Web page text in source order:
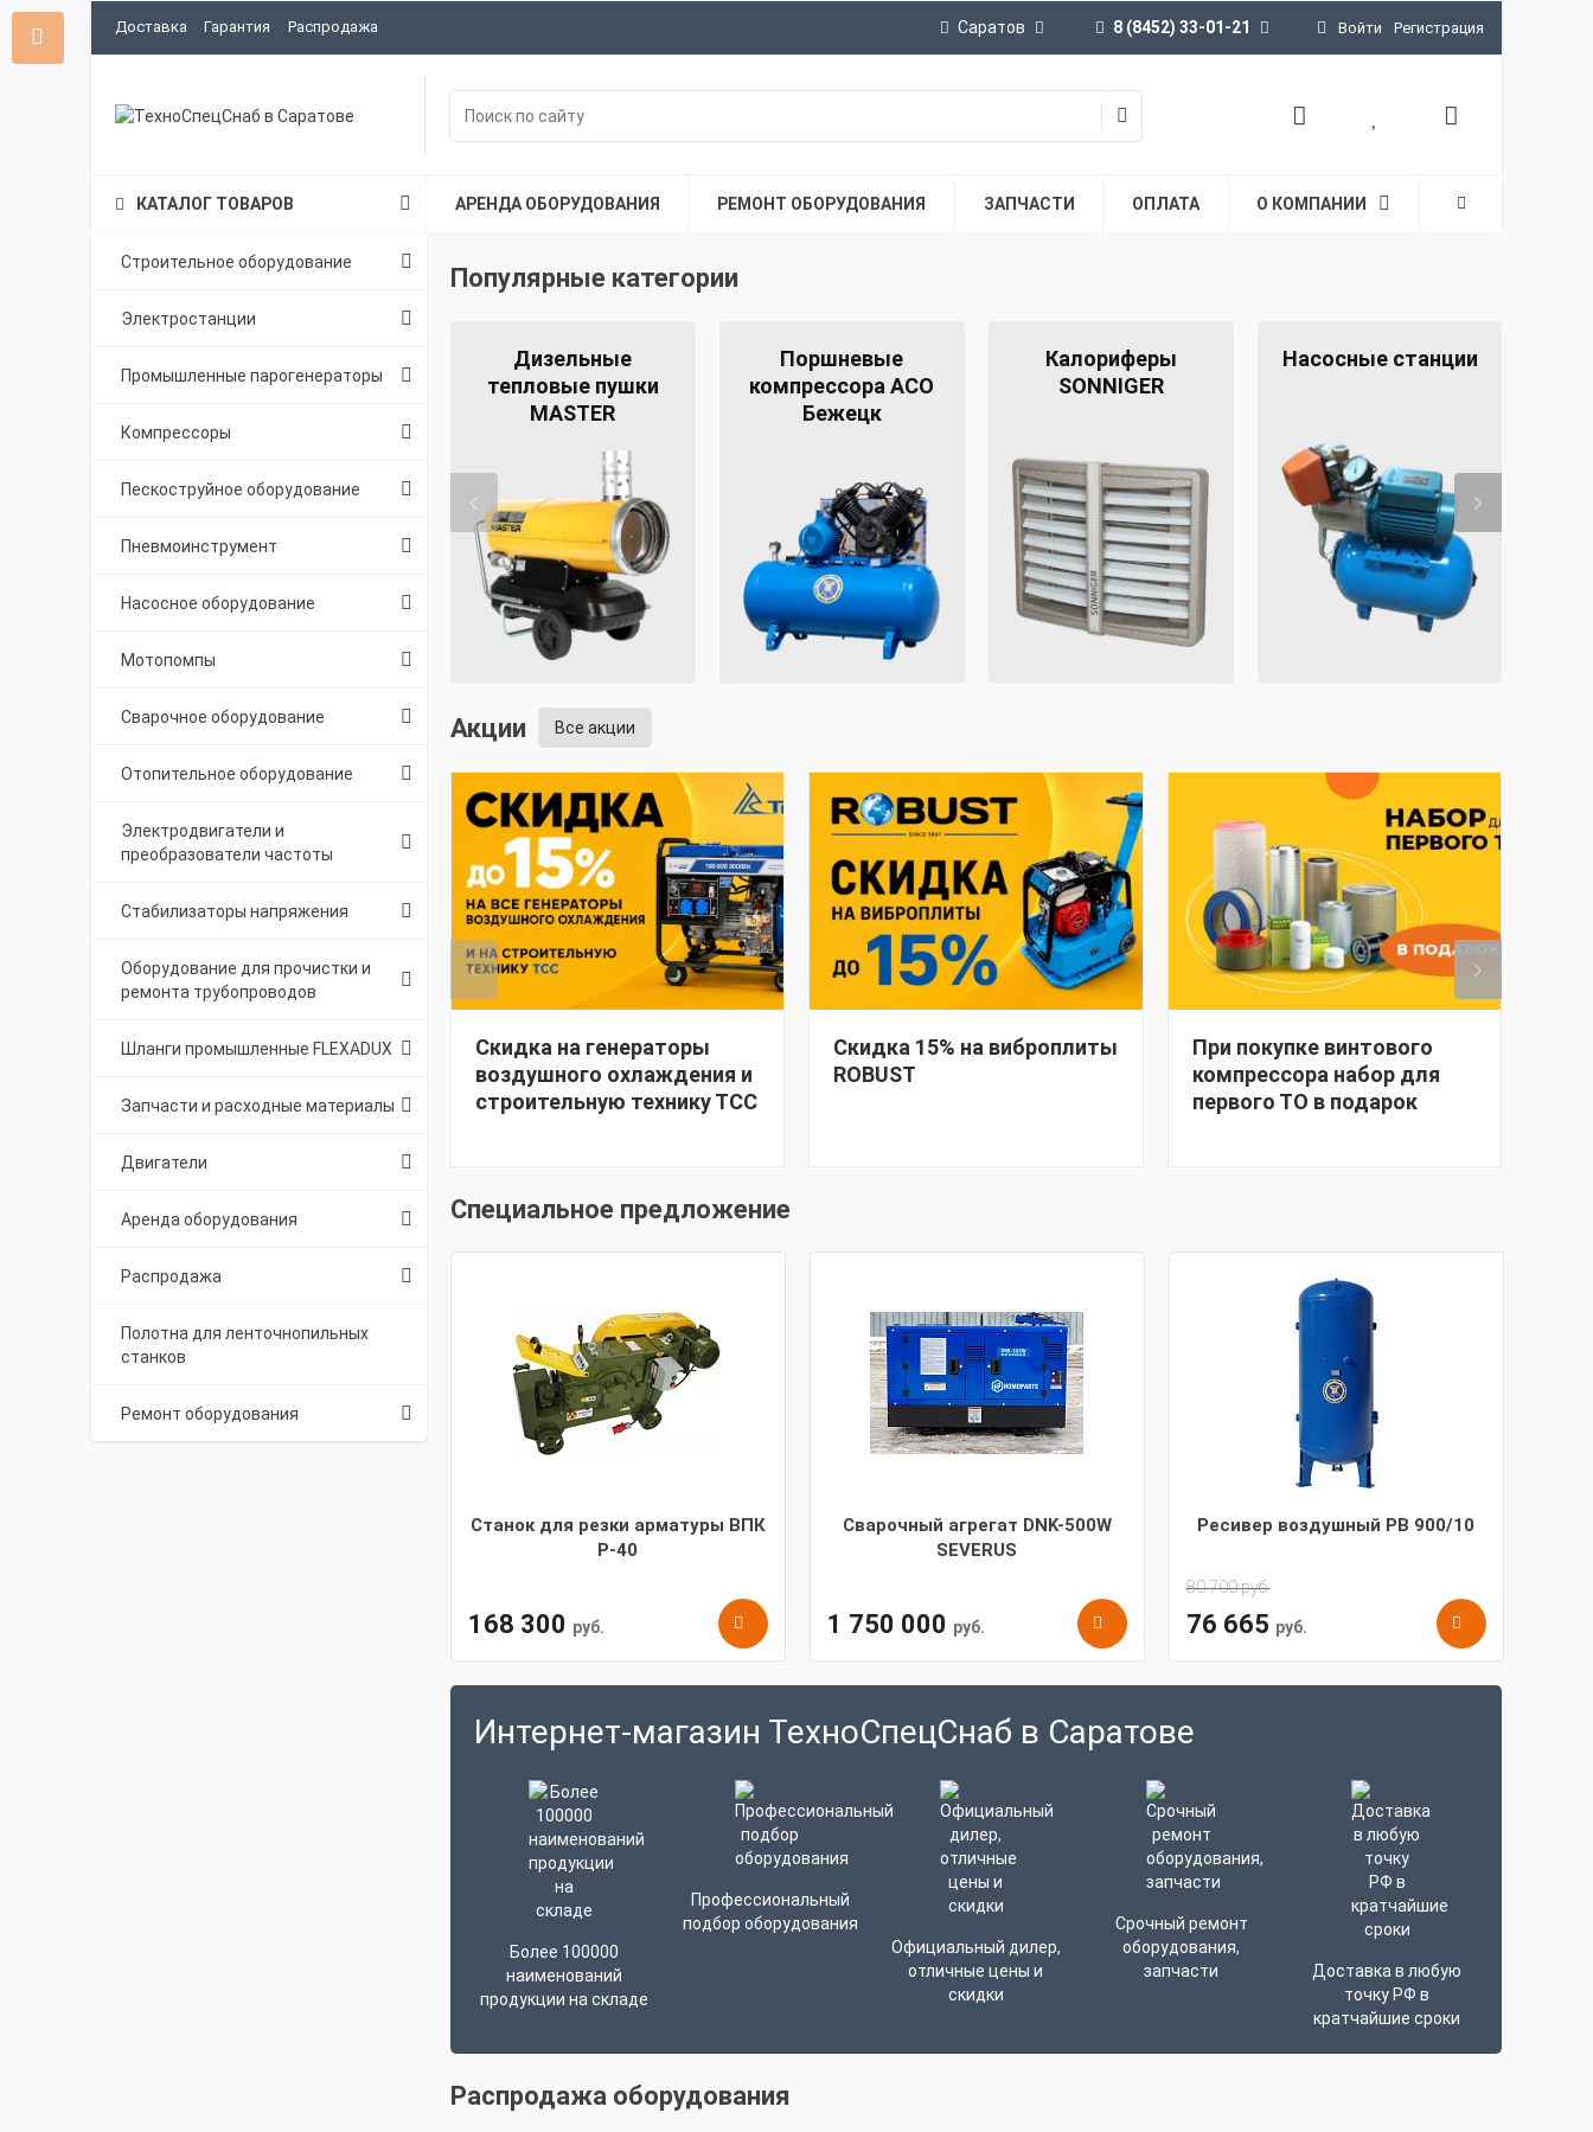
Доставка Гарантия Распродажа Саратов 8 (8452) 33-01-21 Войти Регистрация
КАТАЛОГ ТОВАРОВ АРЕНДА ОБОРУДОВАНИЯ РЕМОНТ ОБОРУДОВАНИЯ ЗАПЧАСТИ ОПЛАТА О КОМПАНИИ
Строительное оборудование
Электростанции
Промышленные парогенераторы
Компрессоры
Пескоструйное оборудование
Пневмоинструмент
Насосное оборудование
Мотопомпы
Сварочное оборудование
Отопительное оборудование
Электродвигатели и
преобразователи частоты
Стабилизаторы напряжения
Оборудование для прочистки и
ремонта трубопроводов
Шланги промышленные FLEXADUX
Запчасти и расходные материалы
Двигатели
Аренда оборудования
Распродажа
Полотна для ленточнопильных
станков
Ремонт оборудования
Популярные категории
Дизельные
тепловые пушки
MASTER
Поршневые
компрессора АСО
Бежецк
Калориферы
SONNIGER
Насосные станции
Акции Все акции
Скидка на генераторы
воздушного охлаждения и
строительную технику ТСС
Скидка 15% на виброплиты
ROBUST
При покупке винтового
компрессора набор для
первого ТО в подарок
Специальное предложение
Станок для резки арматуры ВПК
Р-40
168 300 руб.
Сварочный агрегат DNK-500W
SEVERUS
1 750 000 руб.
Ресивер воздушный РВ 900/10
80 700руб.
76 665 руб.
Интернет-магазин ТехноСпецСнаб в Саратове
Более 100000
наименований
продукции на складе
Профессиональный
подбор оборудования
Официальный дилер,
отличные цены и
скидки
Срочный ремонт
оборудования,
запчасти
Доставка в любую
точку РФ в
кратчайшие сроки
Распродажа оборудования